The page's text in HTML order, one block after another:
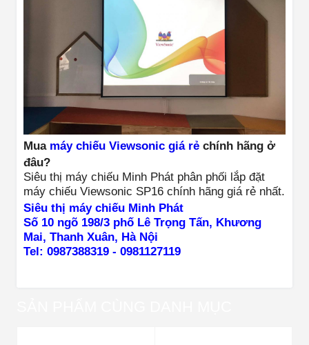
Mua máy chiếu Viewsonic giá rẻ chính hãng ở
đâu?
Siêu thị máy chiếu Minh Phát phân phối lắp đặt
máy chiếu Viewsonic SP16 chính hãng giá rẻ nhất.
Siêu thị máy chiếu Minh Phát
Số 10 ngõ 198/3 phố Lê Trọng Tấn, Khương
Mai, Thanh Xuân, Hà Nội
Tel: 0987388319 - 0981127119